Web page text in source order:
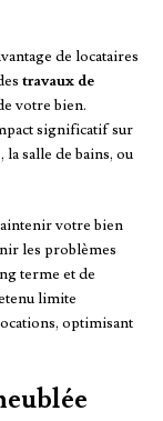
de locataires
travaux de
votre bien.
significatif sur
salle de bains, ou
votre bien
les problèmes
terme et de
limite
optimisant